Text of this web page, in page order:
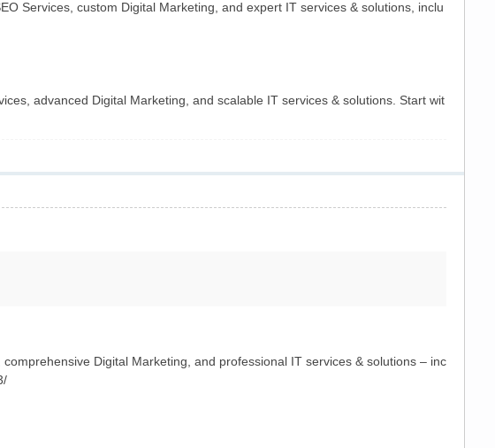
Services, custom Digital Marketing, and expert IT services & solutions, inclu
advanced Digital Marketing, and scalable IT services & solutions. Start wit
Digital Marketing, and professional IT services & solutions – inc